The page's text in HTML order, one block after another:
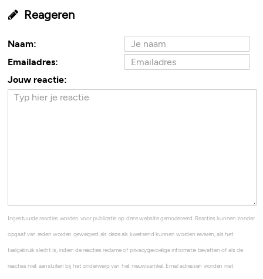
Reageren
Naam:
Emailadres:
Jouw reactie:
Ingestuurde reacties worden voor publicatie op deze website gemodereerd. Reacties kunnen zonder
opgaaf van reden worden geweigerd als deze als kwetsend kunnen worden ervaren, als het
taalgebruik slecht is, indien de reacties reclame of privacygevoelige informatie bevatten of als de
reacties niet aansluiten bij het onderwerp van het nieuwsartikel. Email adressen worden niet